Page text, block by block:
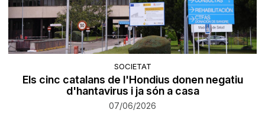
SOCIETAT
Els cinc catalans de l'Hondius donen negatiu
d'hantavirus i ja són a casa
07/06/2026